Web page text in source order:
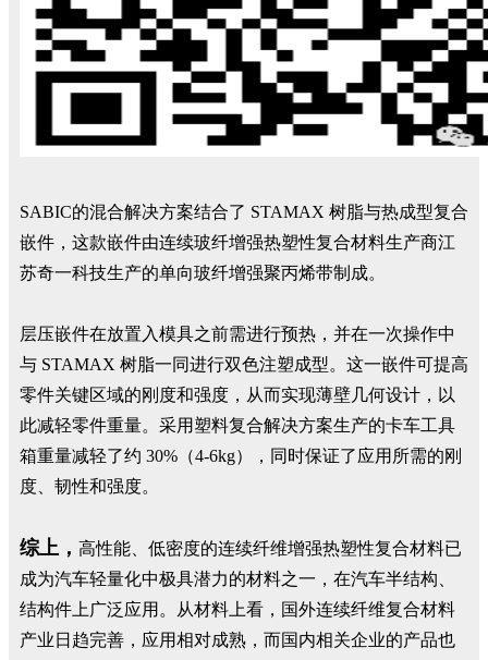
SABIC的混合解决方案结合了 STAMAX 树脂与热成型复合
嵌件，这款嵌件由连续玻纤增强热塑性复合材料生产商江
苏奇一科技生产的单向玻纤增强聚丙烯带制成。
层压嵌件在放置入模具之前需进行预热，并在一次操作中
与 STAMAX 树脂一同进行双色注塑成型。这一嵌件可提高
零件关键区域的刚度和强度，从而实现薄壁几何设计，以
此减轻零件重量。采用塑料复合解决方案生产的卡车工具
箱重量减轻了约 30%（4-6kg），同时保证了应用所需的刚
度、韧性和强度。
综上， 高性能、低密度的连续纤维增强热塑性复合材料已
成为汽车轻量化中极具潜力的材料之一，在汽车半结构、
结构件上广泛应用。从材料上看，国外连续纤维复合材料
产业日趋完善，应用相对成熟，而国内相关企业的产品也